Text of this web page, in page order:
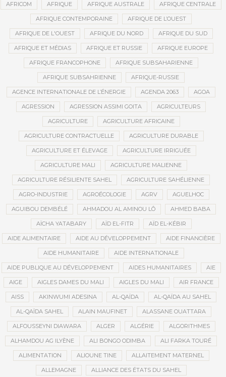
AFRICOM AFRIQUE AFRIQUE AUSTRALE AFRIQUE CENTRALE
AFRIQUE CONTEMPORAINE AFRIQUE DE L’OUEST
AFRIQUE DE L'OUEST AFRIQUE DU NORD AFRIQUE DU SUD
AFRIQUE ET MÉDIAS AFRIQUE ET RUSSIE AFRIQUE EUROPE
AFRIQUE FRANCOPHONE AFRIQUE SUBSAHARIENNE
AFRIQUE SUBSAHRIENNE AFRIQUE-RUSSIE
AGENCE INTERNATIONALE DE L’ÉNERGIE AGENDA 2063 AGOA
AGRESSION AGRESSION ASSIMI GOITA AGRICULTEURS
AGRICULTURE AGRICULTURE AFRICAINE
AGRICULTURE CONTRACTUELLE AGRICULTURE DURABLE
AGRICULTURE ET ÉLEVAGE AGRICULTURE IRRIGUÉE
AGRICULTURE MALI AGRICULTURE MALIENNE
AGRICULTURE RÉSILIENTE SAHEL AGRICULTURE SAHÉLIENNE
AGRO-INDUSTRIE AGROÉCOLOGIE AGRV AGUELHOC
AGUIBOU DEMBÉLÉ AHMADOU AL AMINOU LÔ AHMED BABA
AÏCHA YATABARY AÏD EL-FITR AÏD EL-KÉBIR
AIDE ALIMENTAIRE AIDE AU DÉVELOPPEMENT AIDE FINANCIÈRE
AIDE HUMANITAIRE AIDE INTERNATIONALE
AIDE PUBLIQUE AU DÉVELOPPEMENT AIDES HUMANITAIRES AIE
AIGE AIGLES DAMES DU MALI AIGLES DU MALI AIR FRANCE
AISS AKINWUMI ADESINA AL-QAÏDA AL-QAÏDA AU SAHEL
AL-QAÏDA SAHEL ALAIN MAUFINET ALASSANE OUATTARA
ALFOUSSEYNI DIAWARA ALGER ALGÉRIE ALGORITHMES
ALHAMDOU AG ILYÈNE ALI BONGO ODIMBA ALI FARKA TOURÉ
ALIMENTATION ALIOUNE TINE ALLAITEMENT MATERNEL
ALLEMAGNE ALLIANCE DES ÉTATS DU SAHEL